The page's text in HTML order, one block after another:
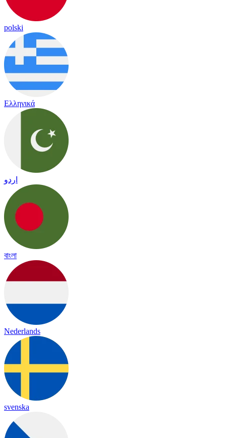
polski
Ελληνικά
اردو
বাংলা
Nederlands
svenska